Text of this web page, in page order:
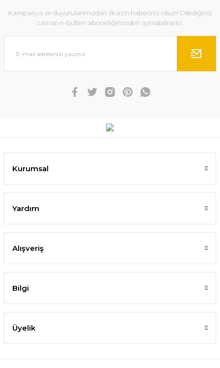
Kampanya ve duyurularımızdan ilk sizin haberiniz olsun! Dilediğiniz
zaman e-bülten aboneliğimizden ayrılabilirsiniz.
Kurumsal
Yardım
Alışveriş
Bilgi
Üyelik